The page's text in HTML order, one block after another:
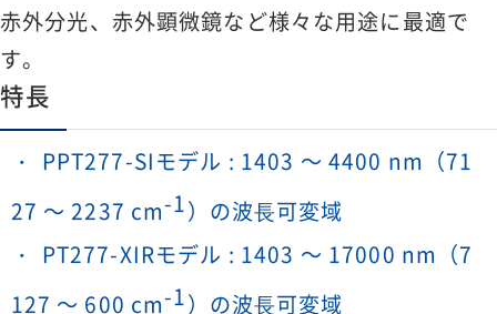
赤外分光、赤外顕微鏡など様々な用途に最適で
す。
特長
PPT277-SIモデル : 1403 ～ 4400 nm（71
27 ～ 2237 cm-1）の波⻑可変域
PT277-XIRモデル : 1403 ～ 17000 nm（7
127 ～ 600 cm-1）の波⻑可変域